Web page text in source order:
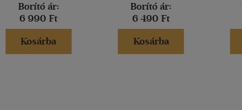
Borító ár:
6 990 Ft
Kosárba
Borító ár:
6 490 Ft
Kosárba